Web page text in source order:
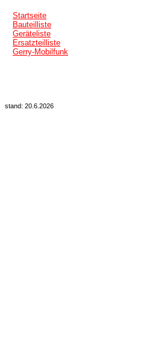
Startseite
Bauteilliste
Geräteliste
Ersatzteilliste
Gerry-Mobilfunk
stand: 20.6.2026